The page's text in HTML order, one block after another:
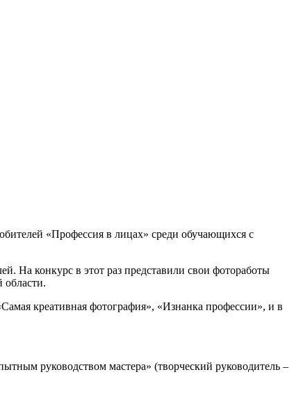
«Профессия в лицах» среди обучающихся с
На конкурс в этот раз представили свои фотоработы
области.
креативная фотография», «Изнанка профессии», и в
руководством мастера» (творческий руководитель –